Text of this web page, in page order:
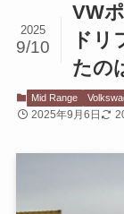
VW
ド
たの
2025
9/10
Mid Range
2025年9月6日